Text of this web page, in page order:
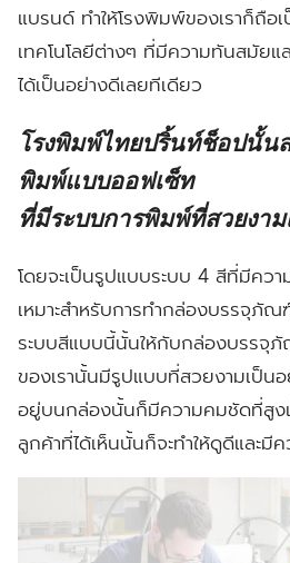
แบรนด์ ทำให้โรงพิมพ์ของเราก็ถื
เทคโนโลยีต่างๆ ที่มีความทันสมัยแ
ได้เป็นอย่างดีเลยทีเดียว
โรงพิมพ์ไทยปริ้นท์ช็อปนั้น
พิมพ์แบบออฟเซ็ท
ที่มีระบบการพิมพ์ที่สวยงา
โดยจะเป็นรูปแบบระบบ 4 สีที่มีควา
เหมาะสำหรับการทำกล่องบรรจุภั
ระบบสีแบบนี้นั้นให้กับกล่องบรรจุภั
ของเรานั้นมีรูปแบบที่สวยงามเป็น
อยู่บนกล่องนั้นก็มีความคมชัดที่สูง
ลูกค้าที่ได้เห็นนั้นก็จะทำให้ดูดีและมี